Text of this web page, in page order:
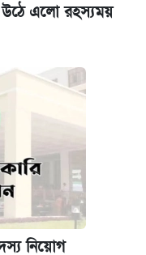
উঠে এলো রহস্যময়
নিয়োগ